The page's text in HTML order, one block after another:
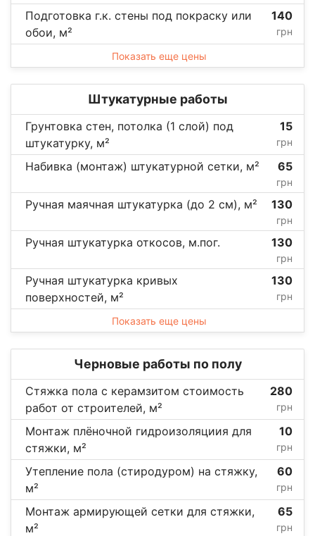
Подготовка г.к. стены под покраску или
обои, м²
140
грн
Показать еще цены
Штукатурные работы
Грунтовка стен, потолка (1 слой) под
штукатурку, м²
15
грн
Набивка (монтаж) штукатурной сетки, м² 65
грн
Ручная маячная штукатурка (до 2 см), м² 130
грн
Ручная штукатурка откосов, м.пог. 130
грн
Ручная штукатурка кривых
поверхностей, м²
130
грн
Показать еще цены
Черновые работы по полу
Стяжка пола с керамзитом стоимость
работ от строителей, м²
280
грн
Монтаж плёночной гидроизоляциия для
стяжки, м²
10
грн
Утепление пола (стиродуром) на стяжку,
м²
60
грн
Монтаж армирующей сетки для стяжки,
м²
65
грн